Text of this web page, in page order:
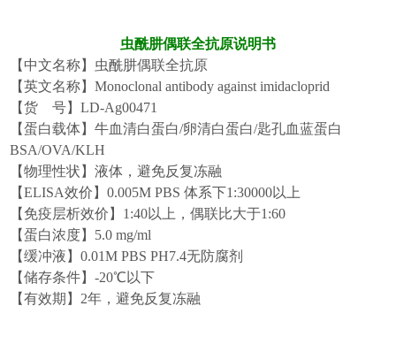
虫酰肼偶联全抗原说明书
【中文名称】 虫酰肼偶联全抗原
【英文名称】Monoclonal antibody against imidacloprid
【货
号】LD-Ag00471
【蛋白载体】牛血清白蛋白/卵清白蛋白/匙孔血蓝蛋白
BSA/OVA/KLH
【物理性状】液体，避免反复冻融
【ELISA效价】0.005M PBS 体系下1:30000以上
【免疫层析效价】 1:40以上，偶联比大于1:60
【蛋白浓度】 5.0 mg/ml
【缓冲液】0.01M PBS PH7.4无防腐剂
【储存条件】-20℃以下
【有效期】 2年，避免反复冻融